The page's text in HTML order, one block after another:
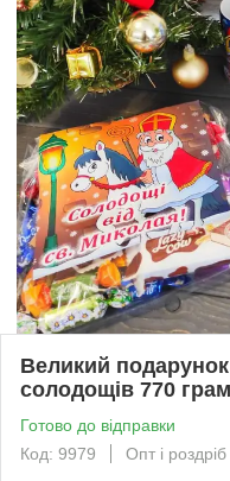
Великий подарунок
солодощів 770
Готово до відправки
Код: 9979
Опт і роздріб